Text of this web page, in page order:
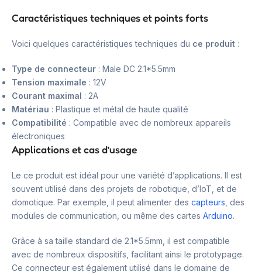
Caractéristiques techniques et points forts
Voici quelques caractéristiques techniques du ce produit :
Type de connecteur : Male DC 2.1*5.5mm
Tension maximale : 12V
Courant maximal : 2A
Matériau : Plastique et métal de haute qualité
Compatibilité : Compatible avec de nombreux appareils
électroniques
Applications et cas d’usage
Le ce produit est idéal pour une variété d’applications. Il est
souvent utilisé dans des projets de robotique, d’IoT, et de
domotique. Par exemple, il peut alimenter des capteurs , des
modules de communication, ou même des cartes Arduino.
Grâce à sa taille standard de 2.1*5.5mm, il est compatible
avec de nombreux dispositifs, facilitant ainsi le prototypage.
Ce connecteur est également utilisé dans le domaine de